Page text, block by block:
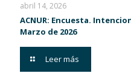
abril 14, 2026
ACNUR: Encuesta.
Marzo de 2026
Leer más